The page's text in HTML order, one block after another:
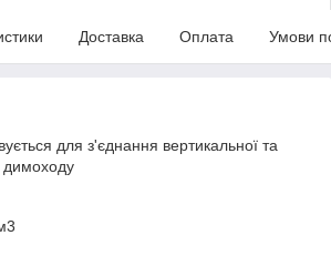
Доставка Оплата Умови
для з'єднання вертикальної та
димоходу